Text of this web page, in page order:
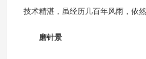
技术精湛，虽经历几百年风雨，依
磨针景